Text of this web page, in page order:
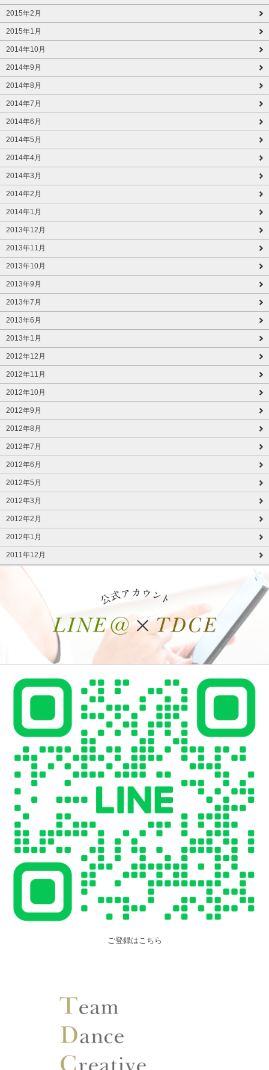
2015年2月
2015年1月
2014年10月
2014年9月
2014年8月
2014年7月
2014年6月
2014年5月
2014年4月
2014年3月
2014年2月
2014年1月
2013年12月
2013年11月
2013年10月
2013年9月
2013年7月
2013年6月
2013年1月
2012年12月
2012年11月
2012年10月
2012年9月
2012年8月
2012年7月
2012年6月
2012年5月
2012年3月
2012年2月
2012年1月
2011年12月
ご登録はこちら